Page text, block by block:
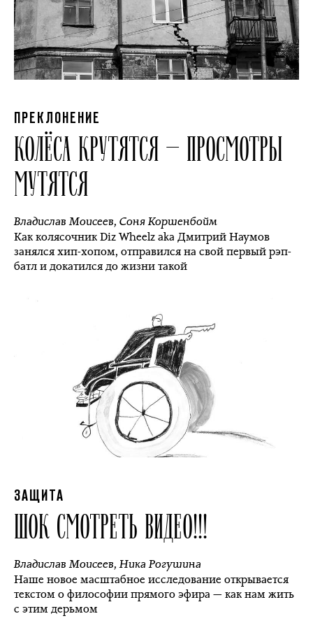
ПРЕКЛОНЕНИЕ
КОЛЁСА КРУТЯТСЯ — ПРОСМОТРЫ
МУТЯТСЯ
Владислав Моисеев, Соня Коршенбойм
Как колясочник Diz Wheelz aka Дмитрий Наумов
занялся хип-хопом, отправился на свой первый рэп-
батл и докатился до жизни такой
ЗАЩИТА
ШОК СМОТРЕТЬ ВИДЕО!!!
Владислав Моисеев,Ника Рогушина
Наше новое масштабное исследование открывается
текстом о философии прямого эфира — как нам жить
с этим дерьмом